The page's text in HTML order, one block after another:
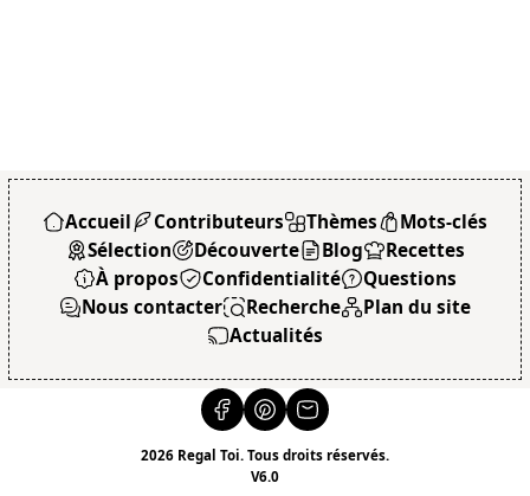
Accueil Contributeurs Thèmes
Mots-clés
Sélection
Découverte Blog
Recettes
À propos
Confidentialité
Questions
Nous contacter
Recherche
Plan du site
Actualités
2026 Regal Toi. Tous droits réservés.
V6.0